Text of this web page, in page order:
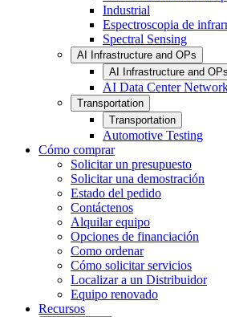
Industrial
Espectroscopia de
Spectral Sensing
AI Infrastructure and OPs
AI Infrastructure and OPs
AI Data Center
Transportation
Transportation
Automotive Testing
Cómo comprar
Solicitar un presupuesto
Solicitar una demostración
Estado del pedido
Contáctenos
Alquilar equipo
Opciones de financiación
Como ordenar
Cómo solicitar servicios
Localizar a un Distribuidor
Equipo renovado
Recursos